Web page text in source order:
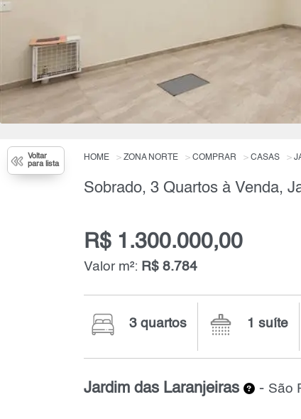
Voltar
para lista
HOME ZONA NORTE COMPRAR CASAS
R$ 1.300.000,00
Valor m²: R$ 8.784
3 quartos 1 suíte
Jardim das Laranjeiras - São